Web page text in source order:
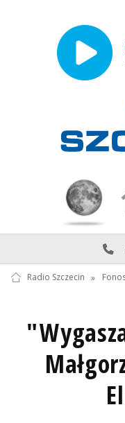
Radio Szczecin »